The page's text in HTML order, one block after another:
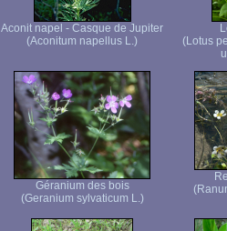
Aconit napel - Casque de Jupiter
(Aconitum napellus L.)
(Lotus
Géranium des bois
(Geranium sylvaticum L.)